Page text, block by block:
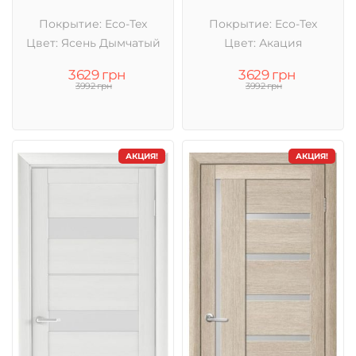
Покрытие: Eco-Tex
Цвет: Ясень Дымчатый
3629 грн
3992 грн
Покрытие: Eco-Tex
Цвет: Акация
3629 грн
3992 грн
АКЦИЯ! АКЦИЯ!